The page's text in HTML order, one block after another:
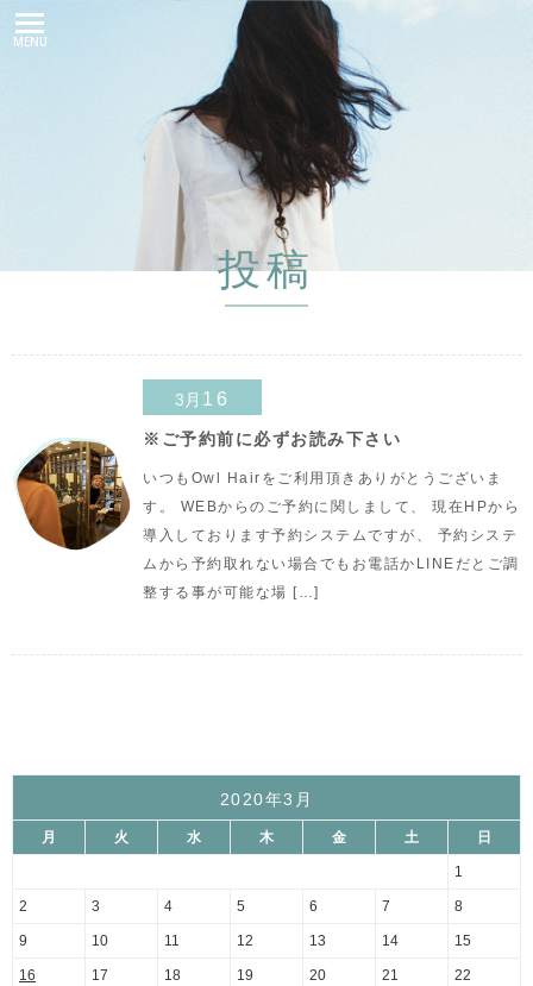
MENU
投稿
3月 16
※ご予約前に必ずお読み下さい
いつもOwl Hairをご利用頂きありがとうございま
す。 WEBからのご予約に関しまして、 現在HPから
導入しております予約システムですが、 予約システ
ムから予約取れない場合でもお電話かLINEだとご調
整する事が可能な場 […]
2020年3月
月 火 水 木 金 土 日
1
2 3 4 5 6 7 8
9 10 11 12 13 14 15
16 17 18 19 20 21 22